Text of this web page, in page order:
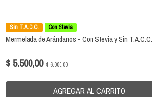
Sin T.A.C.C. Con Stevia
Mermelada de Arándanos - Con Stevia y Sin T.A.C.C.
$ 5.500,00 $ 6.000,00
AGREGAR AL CARRITO